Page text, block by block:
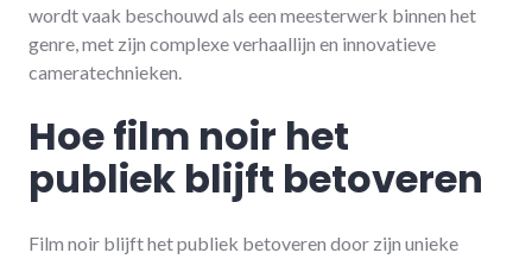
wordt vaak beschouwd als een meesterwerk binnen het
genre, met zijn complexe verhaallijn en innovatieve
cameratechnieken.
Hoe film noir het
publiek blijft betoveren
Film noir blijft het publiek betoveren door zijn unieke